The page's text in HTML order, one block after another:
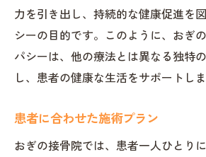
力を引き出し、持続的な健康促進を
シーの目的です。このように、おぎ
パシーは、他の療法とは異なる独特
し、患者の健康な生活をサポートしま
患者に合わせた施術プラン
おぎの接骨院では、患者一人ひとり